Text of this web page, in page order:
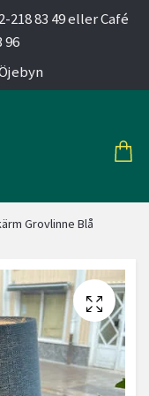
218 83 49 eller Café
96
Grovlinne Blå